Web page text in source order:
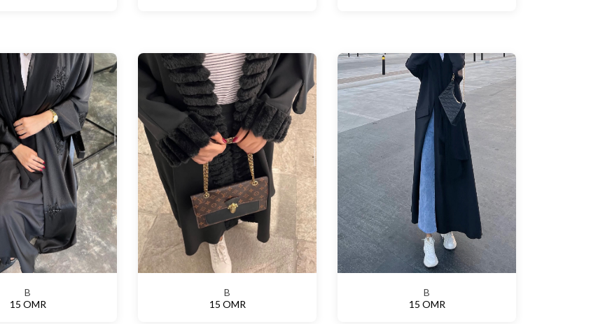
B
15 OMR
B
15 OMR
B
15 OMR